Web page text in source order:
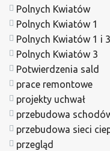
Polnych Kwiatów
Polnych Kwiatów 1
Polnych Kwiatów 1 i 3
Polnych Kwiatów 3
Potwierdzenia sald
prace remontowe
projekty uchwał
przebudowa
przebudowa sieci
przegląd